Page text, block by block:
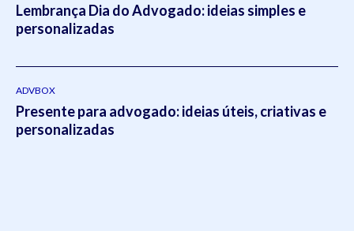
Lembrança Dia do Advogado: ideias simples e
personalizadas
ADVBOX
Presente para advogado: ideias úteis, criativas e
personalizadas